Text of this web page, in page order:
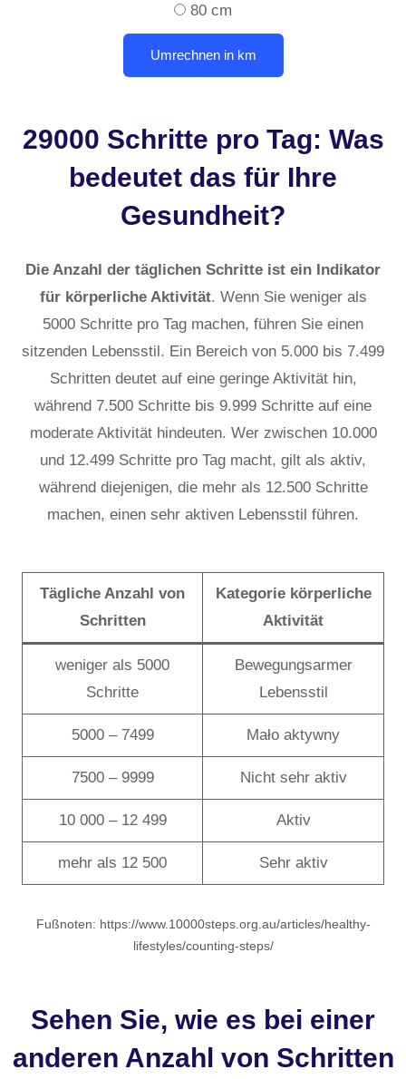
80 cm
29000 Schritte pro Tag: Was
bedeutet das für Ihre
Gesundheit?
Die Anzahl der täglichen Schritte ist ein Indikator
für körperliche Aktivität. Wenn Sie weniger als
5000 Schritte pro Tag machen, führen Sie einen
sitzenden Lebensstil. Ein Bereich von 5.000 bis 7.499
Schritten deutet auf eine geringe Aktivität hin,
während 7.500 Schritte bis 9.999 Schritte auf eine
moderate Aktivität hindeuten. Wer zwischen 10.000
und 12.499 Schritte pro Tag macht, gilt als aktiv,
während diejenigen, die mehr als 12.500 Schritte
machen, einen sehr aktiven Lebensstil führen.
Tägliche Anzahl von
Schritten
Kategorie körperliche
Aktivität
weniger als 5000
Schritte
Bewegungsarmer
Lebensstil
5000 – 7499 Mało aktywny
7500 – 9999 Nicht sehr aktiv
10 000 – 12 499 Aktiv
mehr als 12 500 Sehr aktiv
Fußnoten: https://www.10000steps.org.au/articles/healthy-
lifestyles/counting-steps/
Sehen Sie, wie es bei einer
anderen Anzahl von Schritten